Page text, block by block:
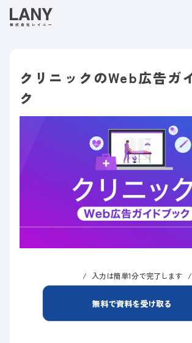
クリニックのWeb広告ガ
ク
入力は簡単1分で完了します
無料で資料を受け取る